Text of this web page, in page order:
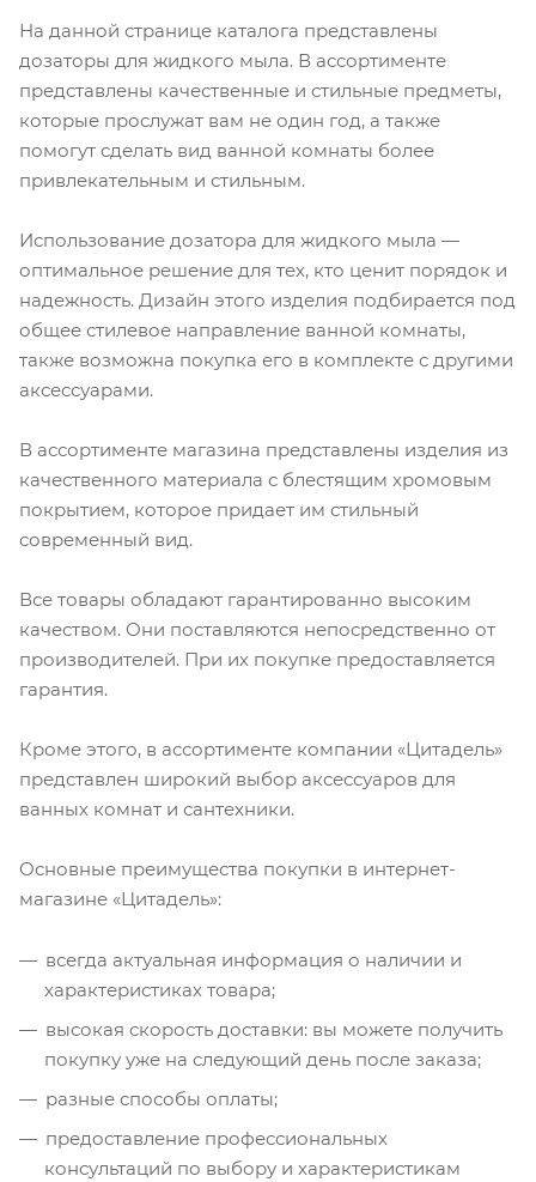
На данной странице каталога представлены
дозаторы для жидкого мыла. В ассортименте
представлены качественные и стильные предметы,
которые прослужат вам не один год, а также
помогут сделать вид ванной комнаты более
привлекательным и стильным.
Использование дозатора для жидкого мыла —
оптимальное решение для тех, кто ценит порядок и
надежность. Дизайн этого изделия подбирается под
общее стилевое направление ванной комнаты,
также возможна покупка его в комплекте с другими
аксессуарами.
В ассортименте магазина представлены изделия из
качественного материала с блестящим хромовым
покрытием, которое придает им стильный
современный вид.
Все товары обладают гарантированно высоким
качеством. Они поставляются непосредственно от
производителей. При их покупке предоставляется
гарантия.
Кроме этого, в ассортименте компании «Цитадель»
представлен широкий выбор аксессуаров для
ванных комнат и сантехники.
Основные преимущества покупки в интернет-
магазине «Цитадель»:
всегда актуальная информация о наличии и
характеристиках товара;
высокая скорость доставки: вы можете получить
покупку уже на следующий день после заказа;
разные способы оплаты;
предоставление профессиональных
консультаций по выбору и характеристикам